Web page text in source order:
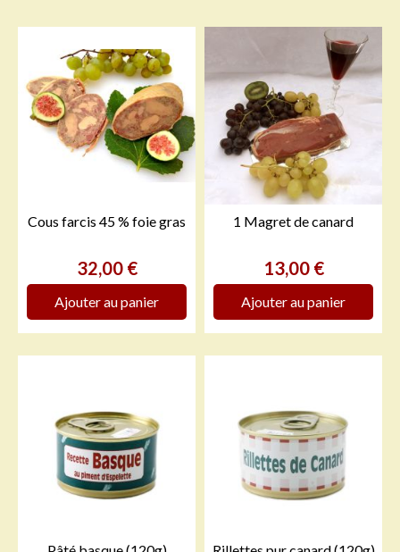
Cous farcis 45 % foie gras
Prix
32,00 €
Ajouter au panier
1 Magret de canard
Prix
13,00 €
Ajouter au panier